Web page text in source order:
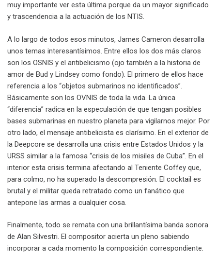
muy importante ver esta última porque da un mayor significado
y trascendencia a la actuación de los NTIS.
A lo largo de todos esos minutos, James Cameron desarrolla
unos temas interesantísimos. Entre ellos los dos más claros
son los OSNIS y el antibelicismo (ojo también a la historia de
amor de Bud y Lindsey como fondo). El primero de ellos hace
referencia a los “objetos submarinos no identificados”.
Básicamente son los OVNIS de toda la vida. La única
“diferencia” radica en la especulación de que tengan posibles
bases submarinas en nuestro planeta para vigilarnos mejor. Por
otro lado, el mensaje antibelicista es clarísimo. En el exterior de
la Deepcore se desarrolla una crisis entre Estados Unidos y la
URSS similar a la famosa “crisis de los misiles de Cuba”. En el
interior esta crisis termina afectando al Teniente Coffey que,
para colmo, no ha superado la descompresión. El cocktail es
brutal y el militar queda retratado como un fanático que
antepone las armas a cualquier cosa.
Finalmente, todo se remata con una brillantísima banda sonora
de Alan Silvestri. El compositor acierta un pleno sabiendo
incorporar a cada momento la composición correspondiente.